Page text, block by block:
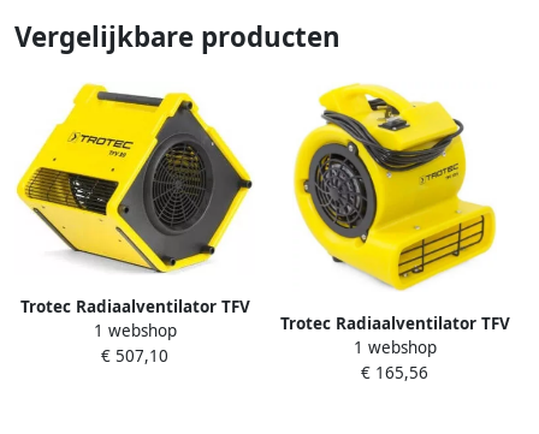
Vergelijkbare producten
Trotec Radiaalventilator TFV
30 | 2200m³ u TRO13410
1 webshop
€ 507,10
Trotec Radiaalventilator TFV
10 S | 355m³ u TRO08508
1 webshop
€ 165,56